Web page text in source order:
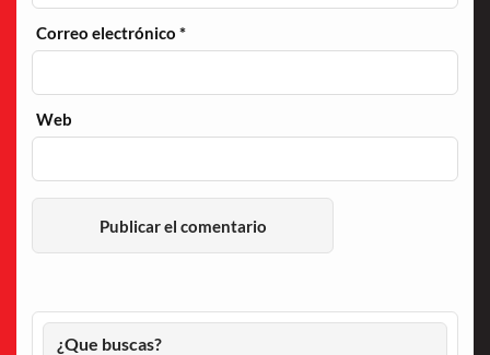
Correo electrónico*
Web
¿Que buscas?